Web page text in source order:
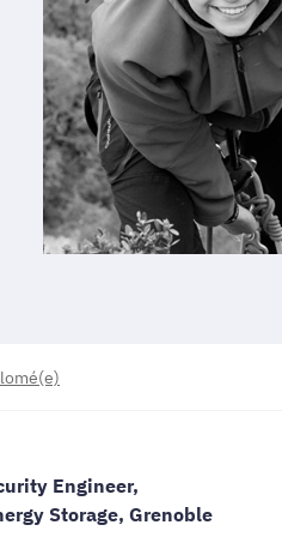
Engineer,
Storage, Grenoble